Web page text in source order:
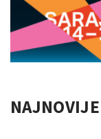
NAJNOVIJE